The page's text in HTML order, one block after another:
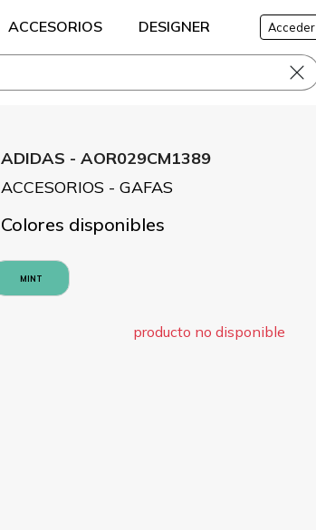
ACCESORIOS DESIGNER Acceder
ADIDAS - AOR029CM1389
ACCESORIOS - GAFAS
Colores disponibles
MINT
producto no disponible